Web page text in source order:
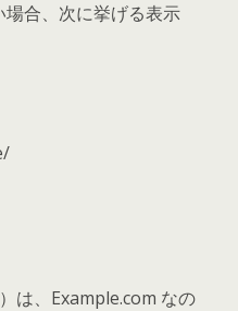
場合、次に挙げる表示
は、Example.com なの